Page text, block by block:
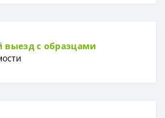
выезд с образцами